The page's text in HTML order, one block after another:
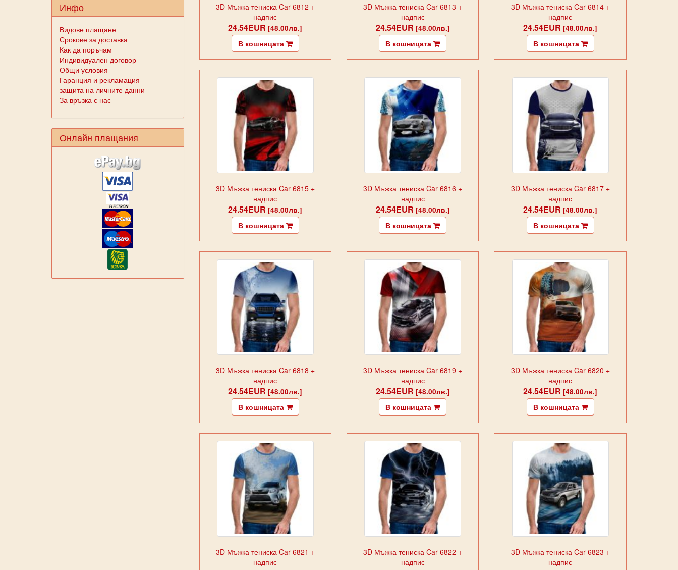
Инфо
Видове плащане
Срокове за доставка
Как да поръчам
Индивидуален договор
Общи условия
Гаранция и рекламация
защита на личните данни
За връзка с нас
Онлайн плащания
3D Мъжка тениска Car 6812 +
надпис
24.54EUR[48.00лв.]
В кошницата
3D Мъжка тениска Car 6813 +
надпис
24.54EUR [48.00лв.]
В кошницата
3D Мъжка тениска Car 6814 +
надпис
24.54EUR[48.00лв.]
В кошницата
3D Мъжка тениска Car 6815 +
надпис
24.54EUR[48.00лв.]
В кошницата
3D Мъжка тениска Car 6816 +
надпис
24.54EUR [48.00лв.]
В кошницата
3D Мъжка тениска Car 6817 +
надпис
24.54EUR[48.00лв.]
В кошницата
3D Мъжка тениска Car 6818 +
надпис
24.54EUR[48.00лв.]
В кошницата
3D Мъжка тениска Car 6819 +
надпис
24.54EUR [48.00лв.]
В кошницата
3D Мъжка тениска Car 6820 +
надпис
24.54EUR[48.00лв.]
В кошницата
3D Мъжка тениска Car 6821 +
надпис
3D Мъжка тениска Car 6822 +
надпис
3D Мъжка тениска Car 6823 +
надпис